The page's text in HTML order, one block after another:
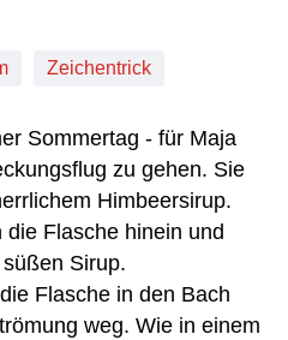
Zeichentrick
Sommertag - für Maja
zu gehen. Sie
Himbeersirup.
Flasche hinein und
Sirup.
Flasche in den Bach
weg. Wie in einem